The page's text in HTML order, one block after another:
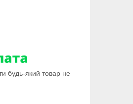
будь-який товар не